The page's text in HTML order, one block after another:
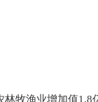
渔业增加值1.8